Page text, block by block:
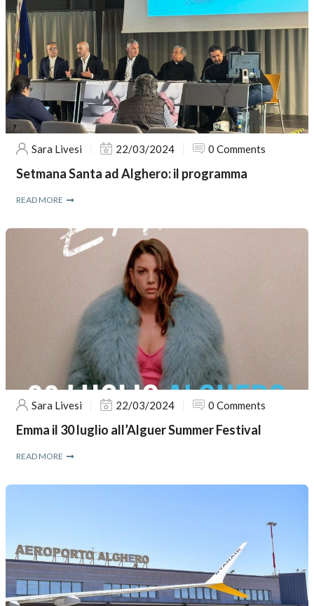
Sara Livesi 22/03/2024 0 Comments
Setmana Santa ad Alghero: il programma
READ MORE
Sara Livesi 22/03/2024 0 Comments
Emma il 30 luglio all’Alguer Summer Festival
READ MORE